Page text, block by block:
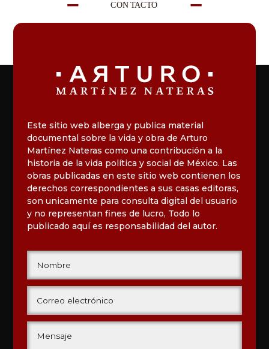
Este sitio web alberga y publica material
documental sobre la vida y obra de Arturo
Martínez Nateras como una contribución a la
historia de la vida política y social de México. Las
obras publicadas en este sitio web contienen los
derechos correspondientes a sus casas editoras,
son unicamente para consulta digital del usuario
y no representan fines de lucro, Todo lo
publicado aquí es responsabilidad del autor.